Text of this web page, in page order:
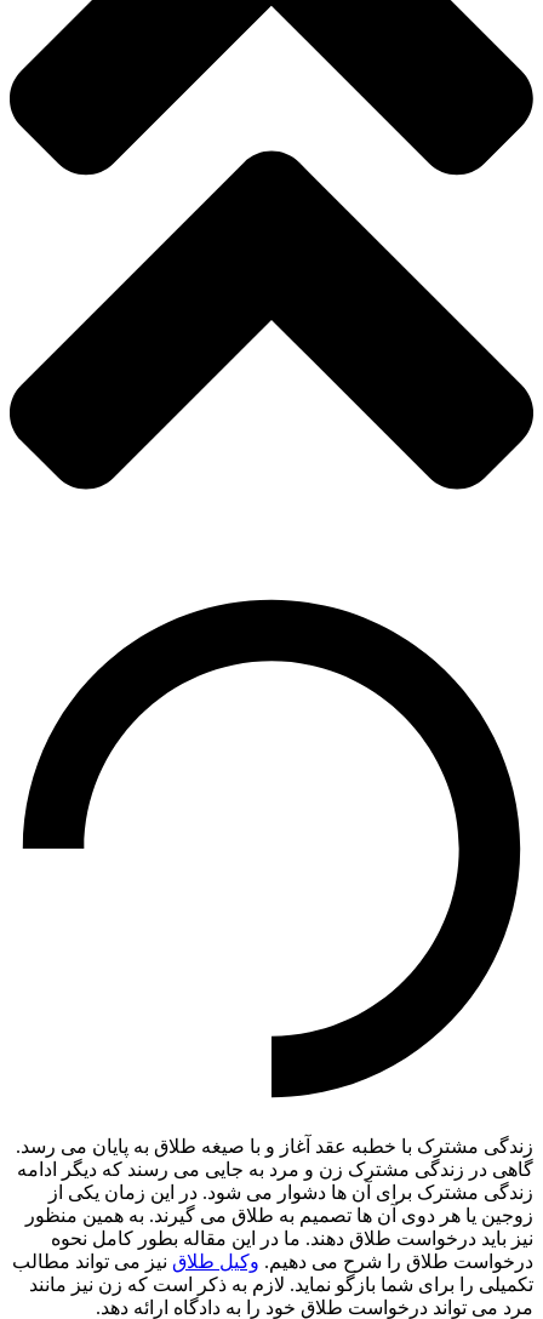
زندگی مشترک با خطبه عقد آغاز و با صیغه طلاق به پایان می رسد.
گاهی در زندگی مشترک زن و مرد به جایی می رسند که دیگر ادامه
زندگی مشترک برای آن ها دشوار می شود. در این زمان یکی از
زوجین یا هر دوی آن ها تصمیم به طلاق می گیرند. به همین منظور
نیز باید درخواست طلاق دهند. ما در این مقاله بطور کامل نحوه
درخواست طلاق را شرح می دهیم. وکیل طلاق نیز می تواند مطالب
تکمیلی را برای شما بازگو نماید. لازم به ذکر است که زن نیز مانند
مرد می تواند درخواست طلاق خود را به دادگاه ارائه دهد.